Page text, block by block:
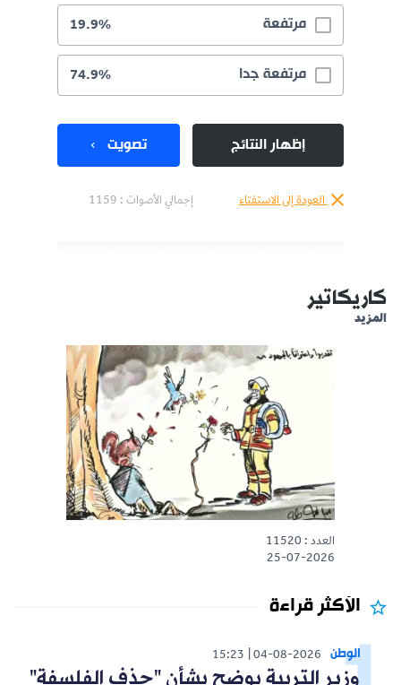
مرتفعة 19.9%
مرتفعة جدا 74.9%
إظهار النتائج تصويت
العودة إلى الاستفتاء إجمالي الأصوات : 1159
كاريكاتير
المزيد
العدد : 11520
25-07-2026
الأكثر قراءة
الوطن 04-08-2026
15:23